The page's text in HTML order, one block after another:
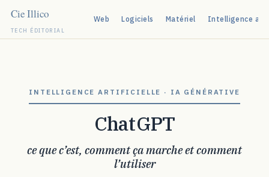
TECH ÉDITORIAL
Web Logiciels Matériel Intelligence
INTELLIGENCE ARTIFICIELLE · IA GÉNÉRATIVE
ChatGPT
ce que c’est, comment ça marche et comment
l’utiliser